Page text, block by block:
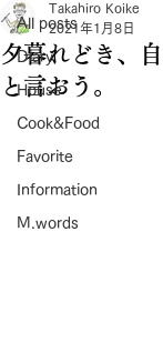
All posts
Diary
House
Cook&Food
Favorite
Information
M.words
夕暮れどき、
と言おう。
Takahiro Koike
2021年1月8日